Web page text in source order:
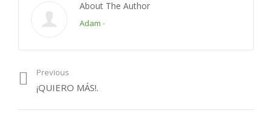
Muhammad (saws) no podía estar dentro de la cueva.Fue en
este momento cuando se acercaron tanto a la cueva que Abu
descubiertos. Pero el Profeta lo consoló diciendo, «No temas;
About The Author
Adam -
Previous
¡QUIERO MÁS!.